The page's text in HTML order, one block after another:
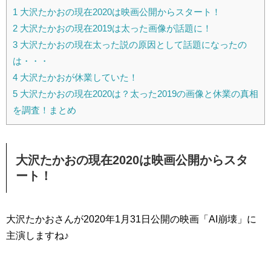
1 大沢たかおの現在2020は映画公開からスタート！
2 大沢たかおの現在2019は太った画像が話題に！
3 大沢たかおの現在太った説の原因として話題になったの
は・・・
4 大沢たかおが休業していた！
5 大沢たかおの現在2020は？太った2019の画像と休業の真相
を調査！まとめ
大沢たかおの現在2020は映画公開からスタ
ート！
大沢たかおさんが2020年1月31日公開の映画「AI崩壊」に
主演しますね♪